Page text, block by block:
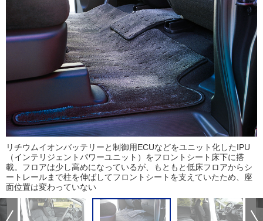
リチウムイオンバッテリーと制御用ECUなどをユニット化したIPU
（インテリジェントパワーユニット）をフロントシート床下に搭
載。フロアは少し高めになっているが、もともと低床フロアからシ
ートレールまで柱を伸ばしてフロントシートを支えていたため、座
面位置は変わっていない